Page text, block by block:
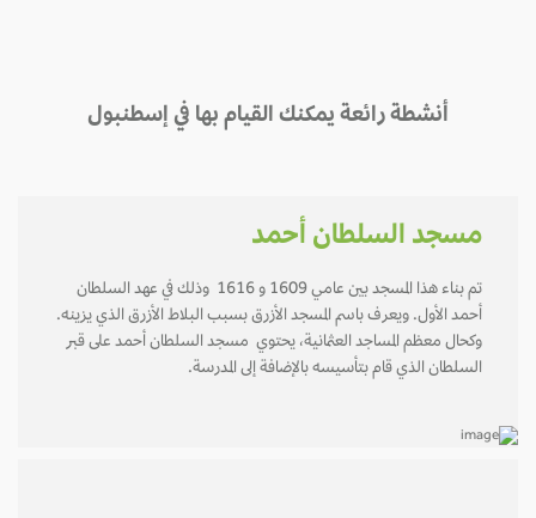
أنشطة رائعة يمكنك القيام بها في إسطنبول
مسجد السلطان أحمد
تم بناء هذا المسجد بين عامي 1609 و 1616 وذلك في عهد السلطان
أحمد الأول. ويعرف باسم المسجد الأزرق بسبب البلاط الأزرق الذي يزينه.
وكحال معظم المساجد العثمانية، يحتوي مسجد السلطان أحمد على قبر
السلطان الذي قام بتأسيسه بالإضافة إلى المدرسة.